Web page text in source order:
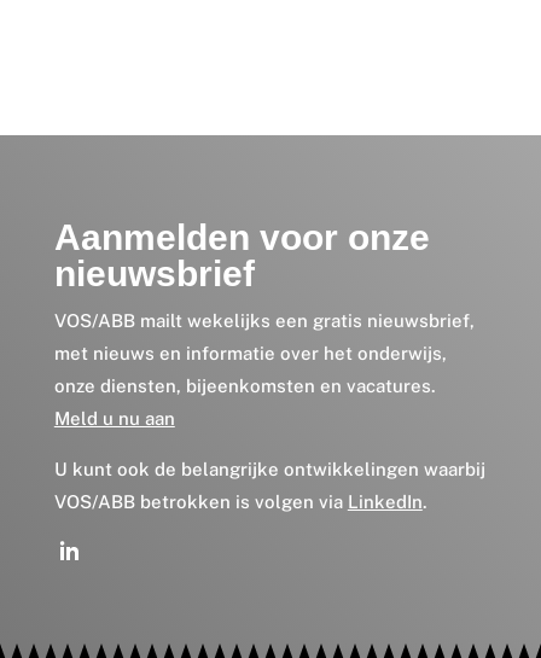
Aanmelden voor onze
nieuwsbrief
VOS/ABB mailt wekelijks een gratis nieuwsbrief,
met nieuws en informatie over het onderwijs,
onze diensten, bijeenkomsten en vacatures.
Meld u nu aan
U kunt ook de belangrijke ontwikkelingen waarbij
VOS/ABB betrokken is volgen via LinkedIn.